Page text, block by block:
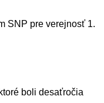
SNP pre verejnosť 1.
boli desaťročia